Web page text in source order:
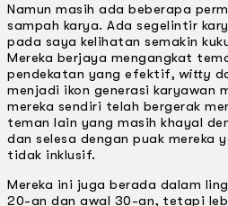
Namun masih ada beberapa
sampah karya. Ada segelintir
pada saya kelihatan semakin
Mereka berjaya mengangkat
pendekatan yang efektif, witty
menjadi ikon generasi karyawan
mereka sendiri telah bergerak
teman lain yang masih khayal
dan selesa dengan puak mereka
tidak inklusif.
Mereka ini juga berada dalam
20-an dan awal 30-an, tetapi